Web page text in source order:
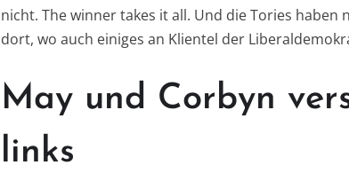
nicht. The winner takes it all. Und die Tories
dort, wo auch einiges an Klientel der
May und Corbyn
links